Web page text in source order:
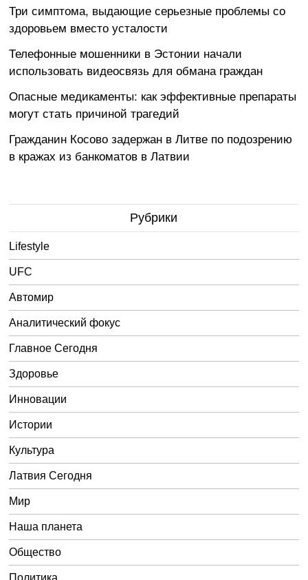
Три симптома, выдающие серьезные проблемы со
здоровьем вместо усталости
Телефонные мошенники в Эстонии начали
использовать видеосвязь для обмана граждан
Опасные медикаменты: как эффективные препараты
могут стать причиной трагедий
Гражданин Косово задержан в Литве по подозрению
в кражах из банкоматов в Латвии
Рубрики
Lifestyle
UFC
Автомир
Аналитический фокус
Главное Сегодня
Здоровье
Инновации
Истории
Культура
Латвия Сегодня
Мир
Наша планета
Общество
Политика